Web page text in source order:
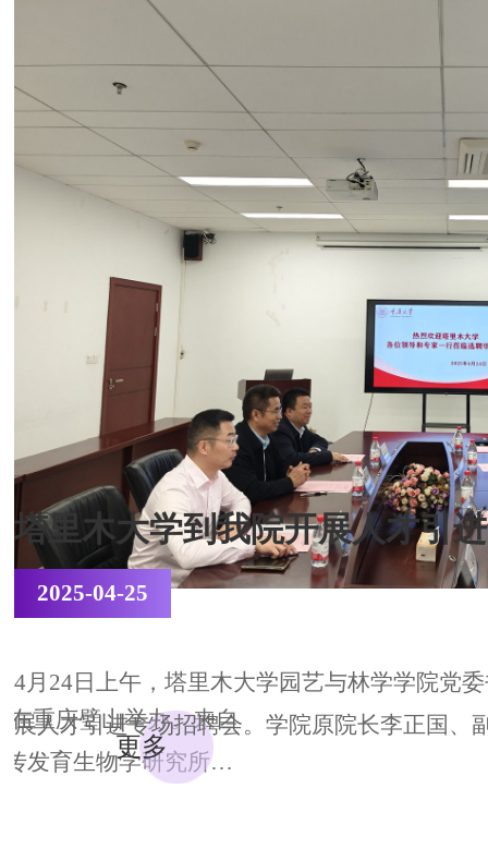
发展研讨
在重庆璧山举办。来自
发育生物学研究所、
更多
塔里木大学到我院开展人才引
2025-04-25
4月24日上午，塔里木大学园艺与林学学院党
展人才引进专场招聘会。学院原院长李正国、
加了招聘宣讲会。会议由党委副书记熊健汝主